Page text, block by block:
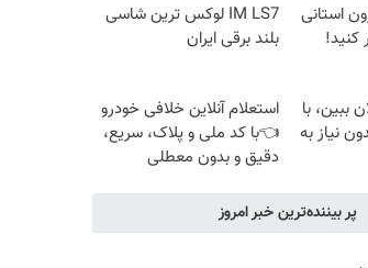
استانی
کنید!
IM LS7 لوکس ترین شاسی
بلند برقی ایران
ببین، با
نیاز به
استعلام آنلاین خلافی خودرو
👈با کد ملی و پلاک، سریع،
دقیق و بدون معطلی
پر بیننده‌ترین خبر امروز